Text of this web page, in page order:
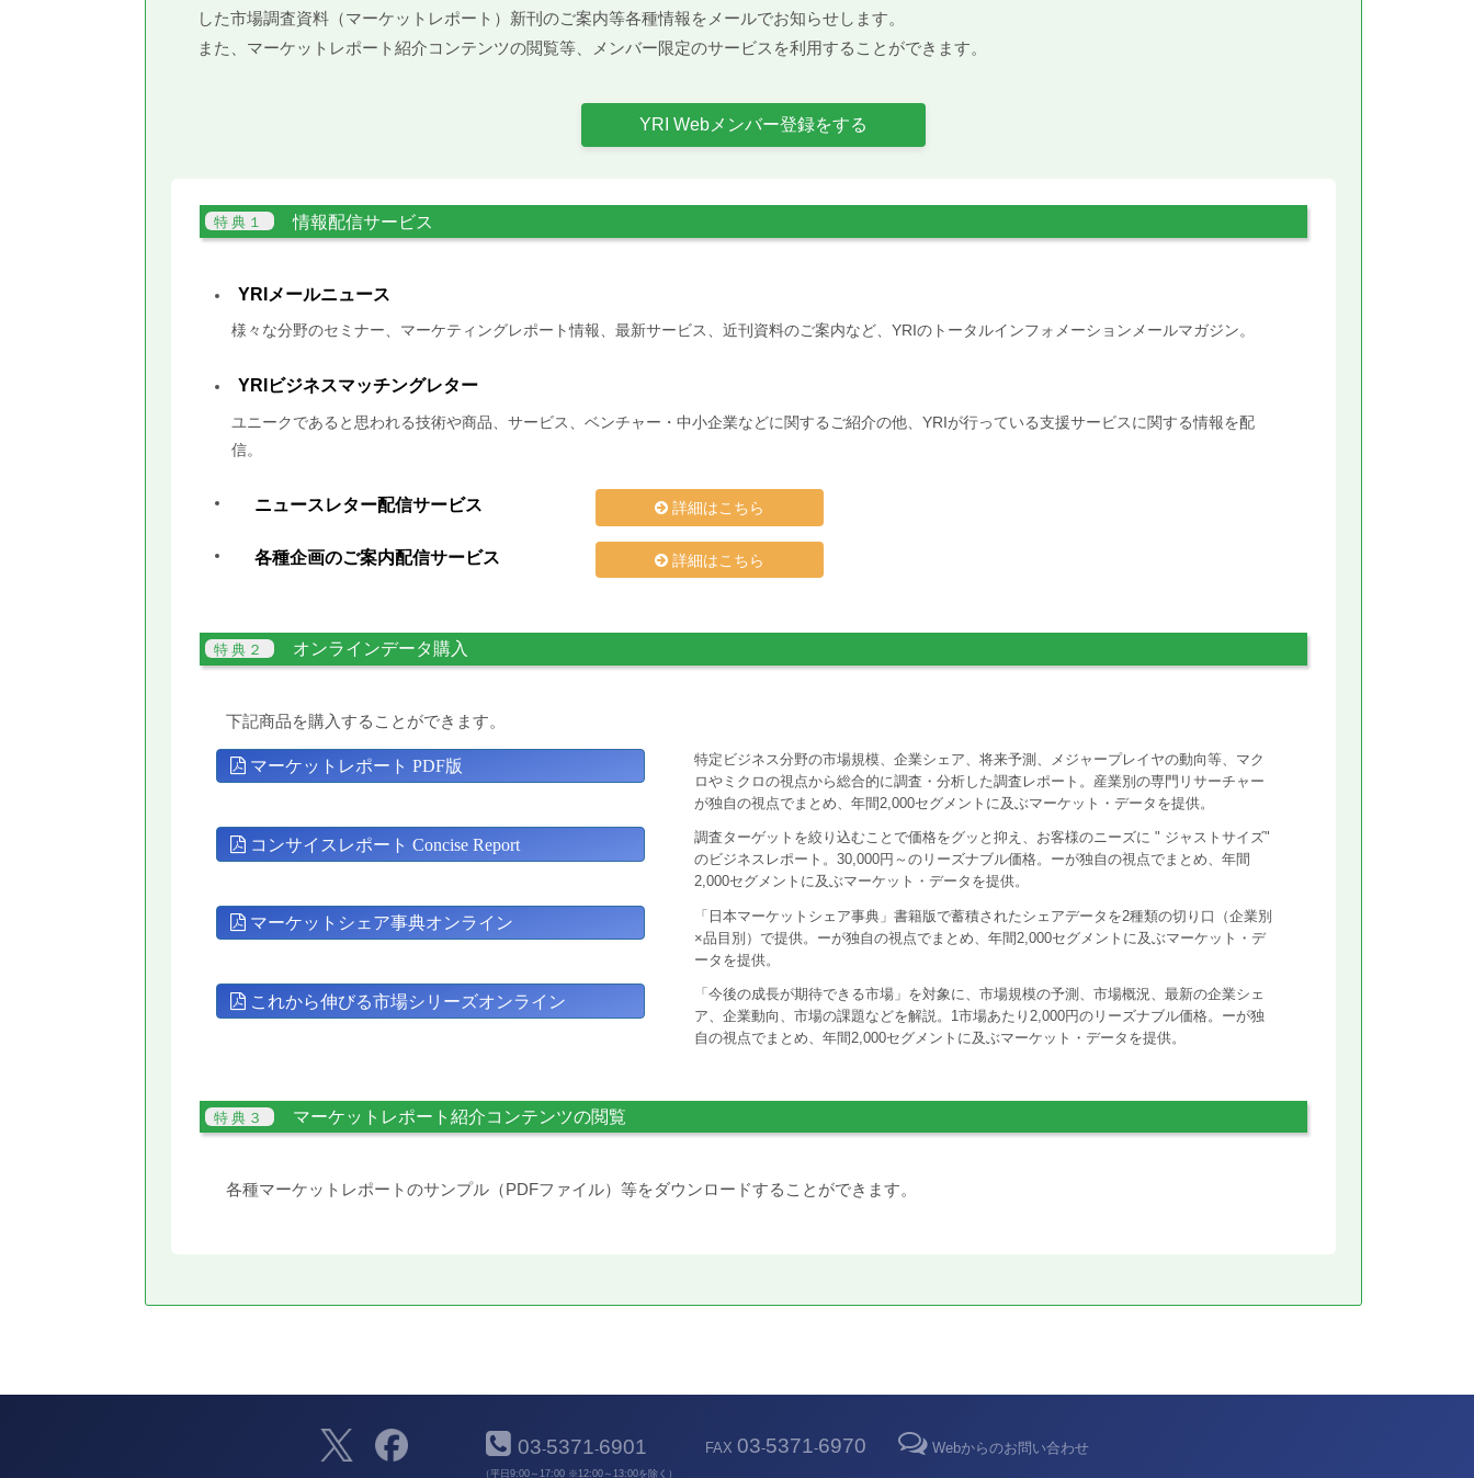
した市場調査資料（マーケットレポート）新刊のご案内等各種情報をメールでお知らせします。
また、マーケットレポート紹介コンテンツの閲覧等、メンバー限定のサービスを利用することができます。
YRI Webメンバー登録をする
情報配信サービス
YRIメールニュース
様々な分野のセミナー、マーケティングレポート情報、最新サービス、近刊資料のご案内など、YRIのトータルインフォメーションメールマガジン。
YRIビジネスマッチングレター
ユニークであると思われる技術や商品、サービス、ベンチャー・中小企業などに関するご紹介の他、YRIが行っている支援サービスに関する情報を配
信。
ニュースレター配信サービス 詳細はこちら
各種企画のご案内配信サービス 詳細はこちら
オンラインデータ購入
下記商品を購入することができます。
マーケットレポート PDF版
特定ビジネス分野の市場規模、企業シェア、将来予測、メジャープレイヤの動向等、マク
ロやミクロの視点から総合的に調査・分析した調査レポート。産業別の専門リサーチャー
が独自の視点でまとめ、年間2,000セグメントに及ぶマーケット・データを提供。
コンサイスレポート Concise Report
調査ターゲットを絞り込むことで価格をグッと抑え、お客様のニーズに " ジャストサイズ"
のビジネスレポート。30,000円～のリーズナブル価格。ーが独自の視点でまとめ、年間
2,000セグメントに及ぶマーケット・データを提供。
マーケットシェア事典オンライン
「日本マーケットシェア事典」書籍版で蓄積されたシェアデータを2種類の切り口（企業別
×品目別）で提供。ーが独自の視点でまとめ、年間2,000セグメントに及ぶマーケット・デ
ータを提供。
これから伸びる市場シリーズオンライン
「今後の成長が期待できる市場」を対象に、市場規模の予測、市場概況、最新の企業シェ
ア、企業動向、市場の課題などを解説。1市場あたり2,000円のリーズナブル価格。ーが独
自の視点でまとめ、年間2,000セグメントに及ぶマーケット・データを提供。
マーケットレポート紹介コンテンツの閲覧
各種マーケットレポートのサンプル（PDFファイル）等をダウンロードすることができます。
03-5371-6901
（平日9:00～17:00 ※12:00～13:00を除く）
FAX 03-5371-6970 Webからのお問い合わせ